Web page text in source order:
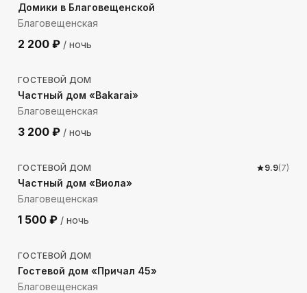
Домики в Благовещенской
Благовещенская
2 200 ₽ / ночь
2168 м до моря
ГОСТЕВОЙ ДОМ
Частный дом «Bakarai»
Благовещенская
3 200 ₽ / ночь
1318м до моря
ГОСТЕВОЙ ДОМ 9.9(7)
Частный дом «Виола»
Благовещенская
1 500 ₽ / ночь
1066 м до моря
ГОСТЕВОЙ ДОМ
Гостевой дом «Причал 45»
Благовещенская